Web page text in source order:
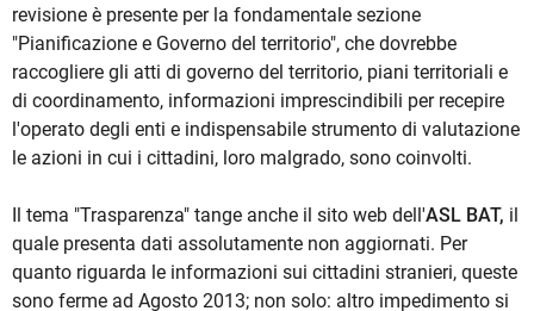
revisione è presente per la fondamentale sezione
"Pianificazione e Governo del territorio", che dovrebbe
raccogliere gli atti di governo del territorio, piani territoriali e
di coordinamento, informazioni imprescindibili per recepire
l'operato degli enti e indispensabile strumento di valutazione
le azioni in cui i cittadini, loro malgrado, sono coinvolti.
Il tema "Trasparenza" tange anche il sito web dell'ASL BAT, il
quale presenta dati assolutamente non aggiornati. Per
quanto riguarda le informazioni sui cittadini stranieri, queste
sono ferme ad Agosto 2013; non solo: altro impedimento si